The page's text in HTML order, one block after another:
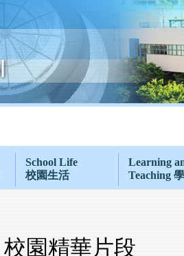
School Life
校園生活
Learning
Teaching